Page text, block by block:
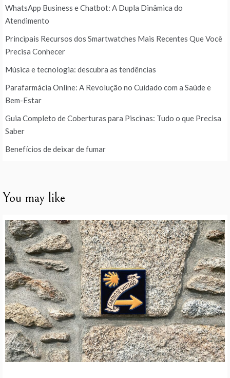
WhatsApp Business e Chatbot: A Dupla Dinâmica do
Atendimento
Principais Recursos dos Smartwatches Mais Recentes Que Você
Precisa Conhecer
Música e tecnologia: descubra as tendências
Parafarmácia Online: A Revolução no Cuidado com a Saúde e
Bem-Estar
Guia Completo de Coberturas para Piscinas: Tudo o que Precisa
Saber
Benefícios de deixar de fumar
You may like